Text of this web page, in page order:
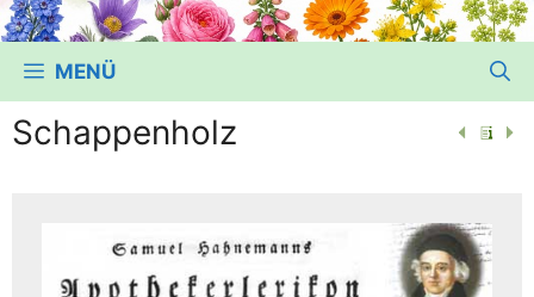
MENÜ
Schappenholz